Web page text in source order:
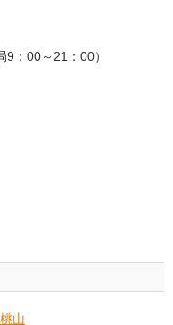
：00～21：00）
山